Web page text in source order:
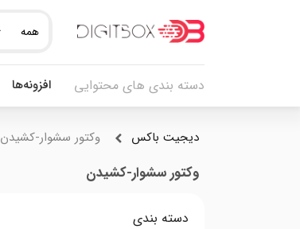
همه
دسته بندی های محتوایی افزونه‌ها
دیجیت باکس وکتور سشوار-کشیدن
وکتور سشوار-کشیدن
دسته بندی